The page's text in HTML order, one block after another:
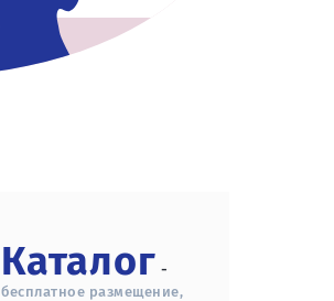
Каталог -
бесплатное размещение,